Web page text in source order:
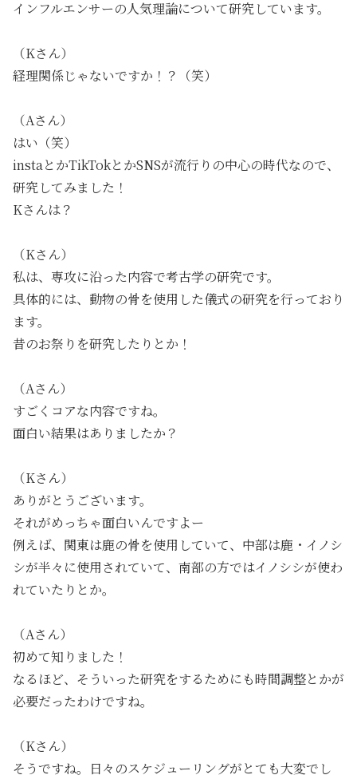
インフルエンサーの人気理論について研究しています。
（Kさん）
経理関係じゃないですか！？（笑）
（Aさん）
はい（笑）
instaとかTikTokとかSNSが流行りの中心の時代なので、
研究してみました！
Kさんは？
（Kさん）
私は、専攻に沿った内容で考古学の研究です。
具体的には、動物の骨を使用した儀式の研究を行っており
ます。
昔のお祭りを研究したりとか！
（Aさん）
すごくコアな内容ですね。
面白い結果はありましたか？
（Kさん）
ありがとうございます。
それがめっちゃ面白いんですよー
例えば、関東は鹿の骨を使用していて、中部は鹿・イノシ
シが半々に使用されていて、南部の方ではイノシシが使わ
れていたりとか。
（Aさん）
初めて知りました！
なるほど、そういった研究をするためにも時間調整とかが
必要だったわけですね。
（Kさん）
そうですね。日々のスケジューリングがとても大変でし